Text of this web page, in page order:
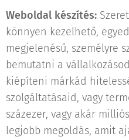
Weboldal készítés:
könnyen kezelhető,
megjelenésű, személyre
bemutatni a
kiépíteni márkád
szolgáltatásaid, vagy
százezer, vagy akár
legjobb megoldás, amit